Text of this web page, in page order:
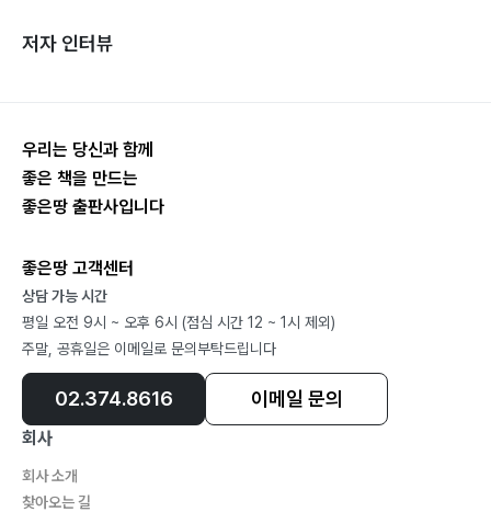
저자 인터뷰
우리는 당신과 함께
좋은 책을 만드는
좋은땅 출판사입니다
좋은땅 고객센터
상담 가능 시간
평일 오전 9시 ~ 오후 6시 (점심 시간 12 ~ 1시 제외)
주말, 공휴일은 이메일로 문의부탁드립니다
02.374.8616 이메일 문의
회사
회사 소개
찾아오는 길